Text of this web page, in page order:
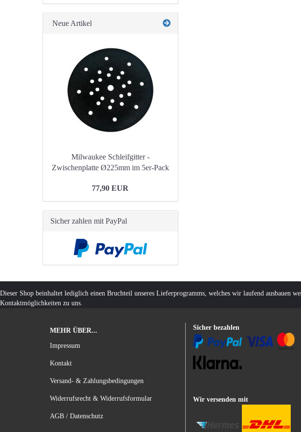
Neue Artikel
Milwaukee Schleifgitter -
Zwischenplatte Ø225mm im 5er-Pack
77,90 EUR
Sicher zahlen mit PayPal
Dieser Shop beinhaltet lediglich einen Bruchteil unseres Lieferprogramms, welches wir laufend
Kontaktmöglichkeiten zu uns.
MEHR ÜBER...
Impressum
Kontakt
Versand- & Zahlungsbedingungen
Widerrufsrecht & Widerrufsformular
AGB / Datenschutz
Sicher bezahlen
Wir versenden mit